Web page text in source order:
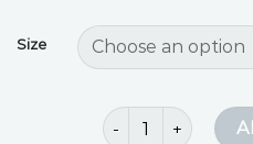
Size
long shorts